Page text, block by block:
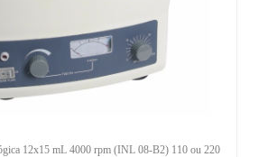
12x15 mL 4000 rpm (INL 08-B2) 110 ou 220